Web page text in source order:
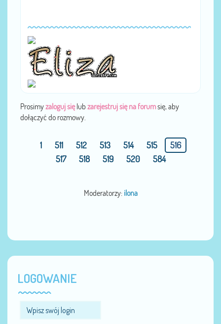
Prosimyzaloguj sięlub zarejestruj się na forumsię, aby
dołączyć do rozmowy.
1 511 512 513 514 515
516
517
518 519 520 584
Moderatorzy: ilona
LOGOWANIE